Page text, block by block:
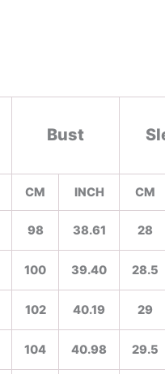
Bust
CM INCH CM
98 38.61 28
100 39.40 28.5
102 40.19 29
104 40.98 29.5